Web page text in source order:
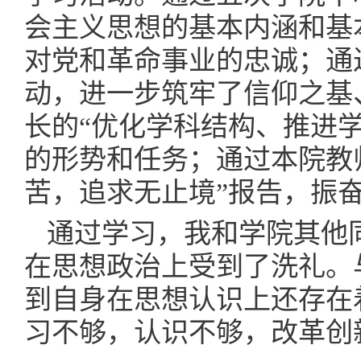
会主义思想的基本内涵和
对党和革命事业的忠诚；
动，进一步筑牢了信仰之
长的“优化学科结构、推进
的形势和任务；通过本院
苦，追求无止境”报告，振
通过学习，我和学院其
在思想政治上受到了洗礼
到自身在思想认识上还存
习不够，认识不够，改革